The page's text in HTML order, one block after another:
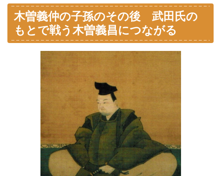
木曽義仲の子孫のその後 武田氏の
もとで戦う木曽義昌につながる